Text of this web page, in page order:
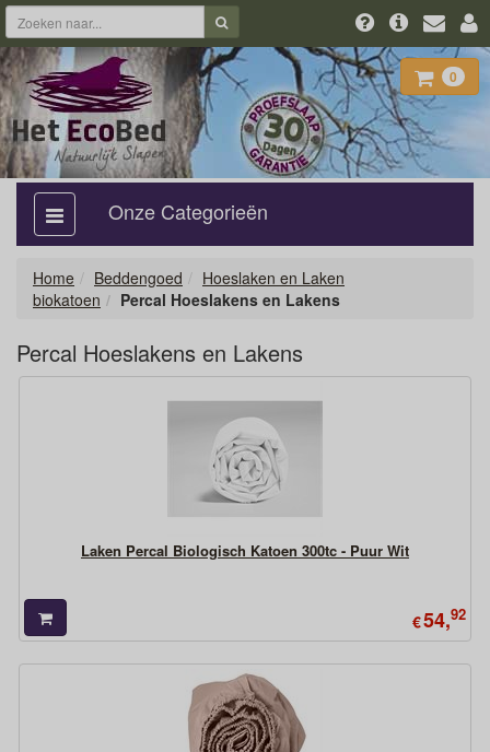
0
categorie
aan,
Onze Categorieën
Home Beddengoed
Hoeslaken en Laken
biokatoen
Percal Hoeslakens en Lakens
Percal Hoeslakens en Lakens
Laken Percal Biologisch Katoen 300tc - Puur Wit
€54,92